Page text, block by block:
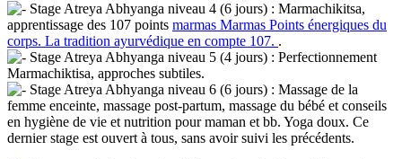
Stage Atreya Abhyanga niveau 4 (6 jours) : Marmachikitsa,
apprentissage des 107 points marmas Marmas Points énergiques du
corps. La tradition ayurvédique en compte 107. .
Stage Atreya Abhyanga niveau 5 (4 jours) : Perfectionnement
Marmachiktisa, approches subtiles.
Stage Atreya Abhyanga niveau 6 (6 jours) : Massage de la
femme enceinte, massage post-partum, massage du bébé et conseils
en hygiène de vie et nutrition pour maman et bb. Yoga doux. Ce
dernier stage est ouvert à tous, sans avoir suivi les précédents.